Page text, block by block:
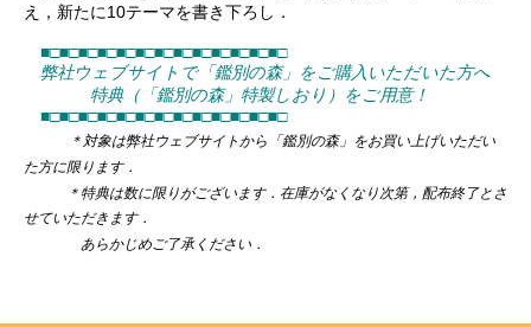
え，新たに10テーマを書き下ろし．
■□■□■□■□■□■□■□■□■□■□■□■□■□
弊社ウェブサイトで「鑑別の森」をご購入いただいた方へ
特典（「鑑別の森」特製しおり）をご用意！
■□■□■□■□■□■□■□■□■□■□■□■□■□
＊対象は弊社ウェブサイトから「鑑別の森」をお買い上げいただい
た方に限ります．
＊特典は数に限りがございます．在庫がなくなり次第，配布終了とさ
せていただきます．
あらかじめご了承ください．